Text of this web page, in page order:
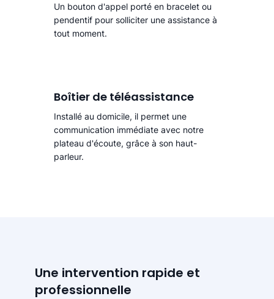
Un bouton d'appel porté en bracelet ou
pendentif pour solliciter une assistance à
tout moment.
Boîtier de téléassistance
Installé au domicile, il permet une
communication immédiate avec notre
plateau d'écoute, grâce à son haut-
parleur.
Une intervention rapide et
professionnelle